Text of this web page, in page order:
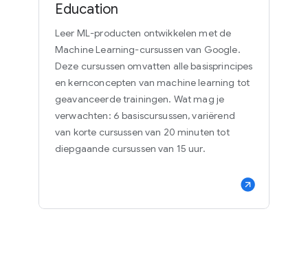
Education
Leer ML-producten ontwikkelen met de
Machine Learning-cursussen van Google.
Deze cursussen omvatten alle basisprincipes
en kernconcepten van machine learning tot
geavanceerde trainingen. Wat mag je
verwachten: 6 basiscursussen, variërend
van korte cursussen van 20 minuten tot
diepgaande cursussen van 15 uur.